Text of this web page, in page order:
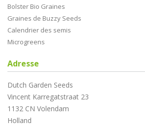
Bolster Bio Graines
Graines de Buzzy Seeds
Calendrier des semis
Microgreens
Adresse
Dutch Garden Seeds
Vincent Karregatstraat 23
1132 CN Volendam
Holland